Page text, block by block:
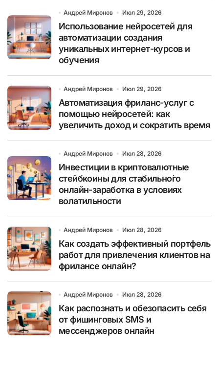
Андрей Миронов Июл 29, 2026
Использование нейросетей для
автоматизации создания
уникальных интернет-курсов и
обучения
Андрей Миронов Июл 29, 2026
Автоматизация фриланс-услуг с
помощью нейросетей: как
увеличить доход и сократить время
Андрей Миронов Июл 28, 2026
Инвестиции в криптовалютные
стейбкоины для стабильно́го
онлайн-заработка в условиях
волатильности
Андрей Миронов Июл 28, 2026
Как создать эффективный портфель
работ для привлечения клиентов на
фрилансе онлайн?
Андрей Миронов Июл 28, 2026
Как распознать и обезопасить себя
от фишинговых SMS и
мессенджеров онлайн